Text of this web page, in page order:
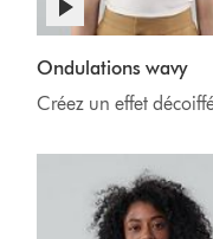
Ondulations wavy
Créez un effet